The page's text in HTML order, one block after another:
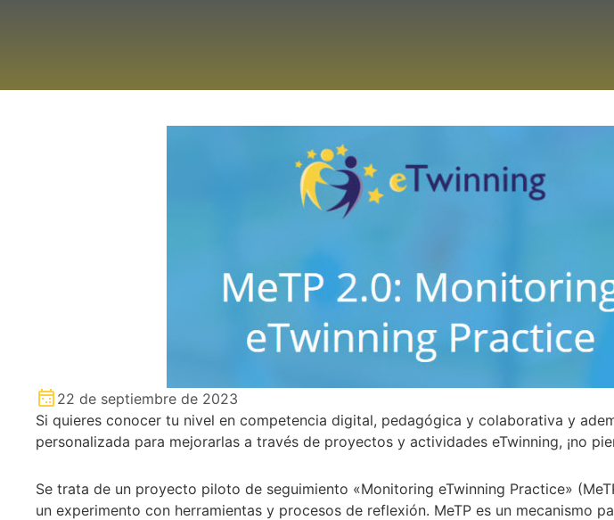
22 de septiembre de 2023
Si quieres conocer tu nivel en competencia digital, pedagógica y colaborativa y
personalizada para mejorarlas a través de proyectos y actividades eTwinning, ¡no
Se trata de un proyecto piloto de seguimiento «Monitoring eTwinning Practice»
un experimento con herramientas y procesos de reflexión. MeTP es un mecanismo